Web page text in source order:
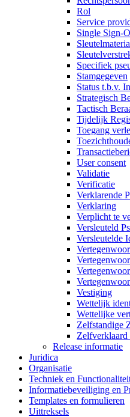
Rol
Service
Single Sign-
Specifiek
Stamgegeven
Status t.b.v.
Strategisch
Tactisch
Tijdelijk
Toegang
User consent
Validatie
Verificatie
Verklarende
Verklaring
Verplicht te
Versleuteld
Versleutelde
Vestiging
Wettelijk
Wettelijke
Zelfstandige
Zelfverklaard
Release informatie
Juridica
Organisatie
Techniek en
Informatiebeveiliging en
Templates en formulieren
Uittreksels